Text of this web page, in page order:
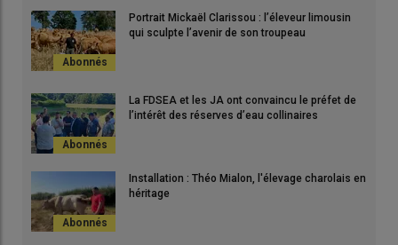
Portrait Mickaël Clarissou : l’éleveur limousin
qui sculpte l’avenir de son troupeau
La FDSEA et les JA ont convaincu le préfet de
l’intérêt des réserves d’eau collinaires
Installation : Théo Mialon, l'élevage charolais en
héritage